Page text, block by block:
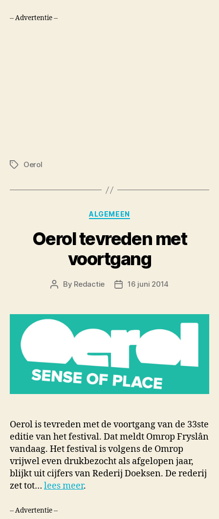
-- Advertentie --
TagsOerol
Categories
ALGEMEEN
Oerol tevreden met
voortgang
Post
By Redactie
Post16 juni 2014
Oerol is tevreden met de voortgang van de 33ste
editie van het festival. Dat meldt Omrop Fryslân
vandaag. Het festival is volgens de Omrop
vrijwel even drukbezocht als afgelopen jaar,
blijkt uit cijfers van Rederij Doeksen. De rederij
zet tot… lees meer.
-- Advertentie --